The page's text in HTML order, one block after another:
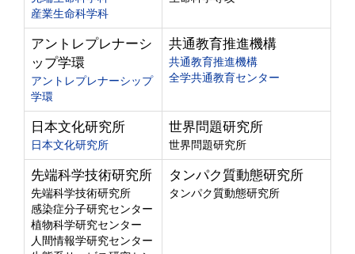
産業生命科学科
アントレプレナーシ
ップ学環
アントレプレナーシップ
学環
共通教育推進機構
共通教育推進機構
全学共通教育センター
日本文化研究所
日本文化研究所
世界問題研究所
世界問題研究所
先端科学技術研究所
先端科学技術研究所
感染症分子研究センター
植物科学研究センター
人間情報学研究センター
タンパク質動態研究所
タンパク質動態研究所